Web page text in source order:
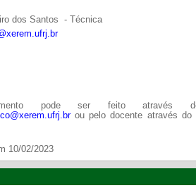
dos Santos - Técnica
pode ser feito através
ou pelo docente através do
10/02/2023